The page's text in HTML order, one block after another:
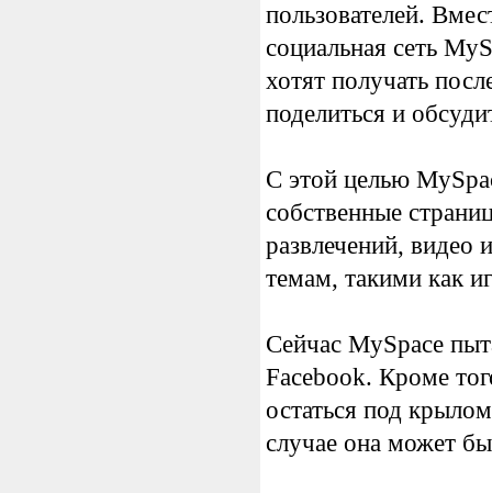
пользователей.
социальная сеть
хотят получать
поделиться и
С этой целью
собственные
развлечений, видео
темам, такими как
Сейчас MySpace
Facebook. Кроме
остаться под
случае она может